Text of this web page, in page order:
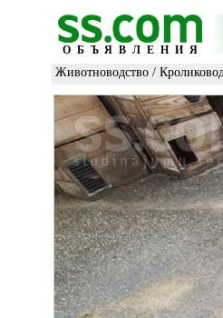
ОБЪЯВЛЕНИЯ
Животноводство /